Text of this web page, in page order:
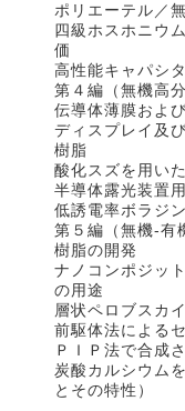
ポリエーテル／
四級ホスホニウ
価
高性能キャパシタ
第４編（無機高
伝導体薄膜およ
ディスプレイ及
樹脂
酸化スズを用い
半導体露光装置
低誘電率ボラジ
第５編（無機‐有
樹脂の開発
ナノコンポジッ
の用途
層状ペロブスカ
前駆体法による
ＰＩＰ法で合成
炭酸カルシウム
とその特性）